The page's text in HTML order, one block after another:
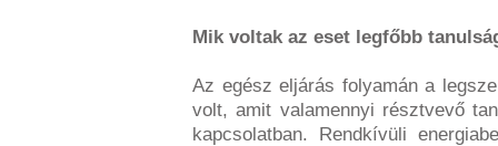
Mik voltak az eset legfőbb
Az egész eljárás folyamán a
volt, amit valamennyi résztvevő
kapcsolatban. Rendkívüli